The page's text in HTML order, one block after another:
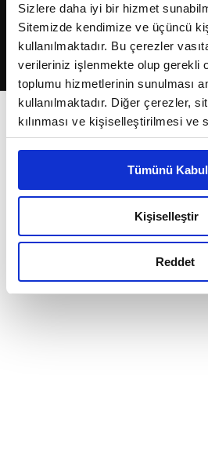
Sizlere daha iyi bir hizmet
Sitemizde kendimize ve üçüncü
kullanılmaktadır. Bu çerezler
verileriniz işlenmekte olup gerekli
toplumu hizmetlerinin sunulması
kullanılmaktadır. Diğer çerezler,
kılınması ve kişiselleştirilmesi ve
reklam/pazarlama faaliyetlerinin
Çerezlere ilişkin tercihlerinizi çerez
belirleyebilirsiniz. Çerezlere ilişkin
Ayarlar butonuna tıklayabilir,
Metnimizi ziyaret edebilirsiniz.
okumak ve sitemizi ziyaretiniz
Tümünü
Kişiselleştir
Reddet
2026Fikriyat. Tüm hakları saklıdır.